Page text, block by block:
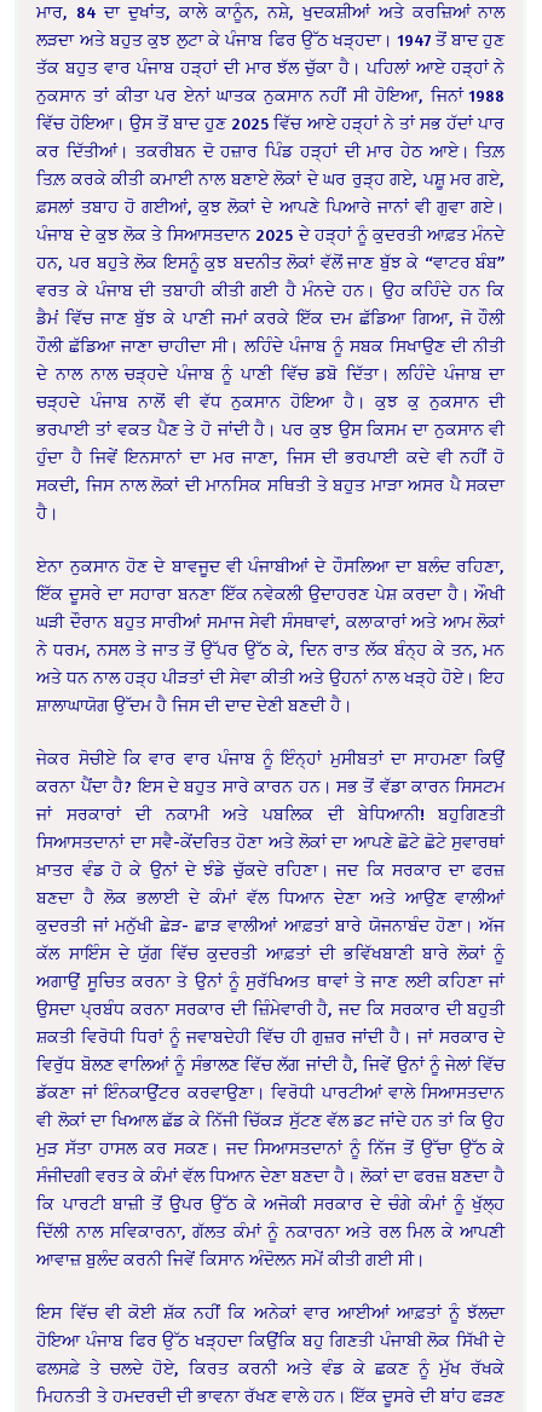
ਮਾਰ, 84 ਦਾ ਦੁਖਾਂਤ, ਕਾਲੇ ਕਾਨੂੰਨ, ਨਸ਼ੇ, ਖੁਦਕਸ਼ੀਆਂ ਅਤੇ ਕਰਜ਼ਿਆਂ ਨਾਲ
ਲੜਦਾ ਅਤੇ ਬਹੁਤ ਕੁਝ ਲੁਟਾ ਕੇ ਪੰਜਾਬ ਫਿਰ ਉੱਠ ਖੜ੍ਹਦਾ। 1947 ਤੋਂ ਬਾਦ ਹੁਣ
ਤੱਕ ਬਹੁਤ ਵਾਰ ਪੰਜਾਬ ਹੜ੍ਹਾਂ ਦੀ ਮਾਰ ਝੱਲ ਚੁੱਕਾ ਹੈ। ਪਹਿਲਾਂ ਆਏ ਹੜ੍ਹਾਂ ਨੇ
ਨੁਕਸਾਨ ਤਾਂ ਕੀਤਾ ਪਰ ਏਨਾਂ ਘਾਤਕ ਨੁਕਸਾਨ ਨਹੀਂ ਸੀ ਹੋਇਆ, ਜਿਨਾਂ 1988
ਵਿੱਚ ਹੋਇਆ। ਉਸ ਤੋਂ ਬਾਦ ਹੁਣ 2025 ਵਿੱਚ ਆਏ ਹੜ੍ਹਾਂ ਨੇ ਤਾਂ ਸਭ ਹੱਦਾਂ ਪਾਰ
ਕਰ ਦਿੱਤੀਆਂ। ਤਕਰੀਬਨ ਦੋ ਹਜ਼ਾਰ ਪਿੰਡ ਹੜ੍ਹਾਂ ਦੀ ਮਾਰ ਹੇਠ ਆਏ। ਤਿਲ਼
ਤਿਲ਼ ਕਰਕੇ ਕੀਤੀ ਕਮਾਈ ਨਾਲ ਬਣਾਏ ਲੋਕਾਂ ਦੇ ਘਰ ਰੁੜ੍ਹ ਗਏ, ਪਸ਼ੂ ਮਰ ਗਏ,
ਫ਼ਸਲਾਂ ਤਬਾਹ ਹੋ ਗਈਆਂ, ਕੁਝ ਲੋਕਾਂ ਦੇ ਆਪਣੇ ਪਿਆਰੇ ਜਾਨਾਂ ਵੀ ਗੁਵਾ ਗਏ।
ਪੰਜਾਬ ਦੇ ਕੁਝ ਲੋਕ ਤੇ ਸਿਆਸਤਦਾਨ 2025 ਦੇ ਹੜ੍ਹਾਂ ਨੂੰ ਕੁਦਰਤੀ ਆਫ਼ਤ ਮੰਨਦੇ
ਹਨ, ਪਰ ਬਹੁਤੇ ਲੋਕ ਇਸਨੂੰ ਕੁਝ ਬਦਨੀਤ ਲੋਕਾਂ ਵੱਲੋਂ ਜਾਣ ਬੁੱਝ ਕੇ “ਵਾਟਰ ਬੰਬ”
ਵਰਤ ਕੇ ਪੰਜਾਬ ਦੀ ਤਬਾਹੀ ਕੀਤੀ ਗਈ ਹੈ ਮੰਨਦੇ ਹਨ। ਉਹ ਕਹਿੰਦੇ ਹਨ ਕਿ
ਡੈਮਂ ਵਿੱਚ ਜਾਣ ਬੁੱਝ ਕੇ ਪਾਣੀ ਜਮਾਂ ਕਰਕੇ ਇੱਕ ਦਮ ਛੱਡਿਆ ਗਿਆ, ਜੋ ਹੌਲੀ
ਹੌਲੀ ਛੱਡਿਆ ਜਾਣਾ ਚਾਹੀਦਾ ਸੀ। ਲਹਿੰਦੇ ਪੰਜਾਬ ਨੂੰ ਸਬਕ ਸਿਖਾਉਣ ਦੀ ਨੀਤੀ
ਦੇ ਨਾਲ ਨਾਲ ਚੜ੍ਹਦੇ ਪੰਜਾਬ ਨੂੰ ਪਾਣੀ ਵਿੱਚ ਡਬੋ ਦਿੱਤਾ। ਲਹਿੰਦੇ ਪੰਜਾਬ ਦਾ
ਚੜ੍ਹਦੇ ਪੰਜਾਬ ਨਾਲੋਂ ਵੀ ਵੱਧ ਨੁਕਸਾਨ ਹੋਇਆ ਹੈ। ਕੁਝ ਕੁ ਨੁਕਸਾਨ ਦੀ
ਭਰਪਾਈ ਤਾਂ ਵਕਤ ਪੈਣ ਤੇ ਹੋ ਜਾਂਦੀ ਹੈ। ਪਰ ਕੁਝ ਉਸ ਕਿਸਮ ਦਾ ਨੁਕਸਾਨ ਵੀ
ਹੁੰਦਾ ਹੈ ਜਿਵੇਂ ਇਨਸਾਨਾਂ ਦਾ ਮਰ ਜਾਣਾ, ਜਿਸ ਦੀ ਭਰਪਾਈ ਕਦੇ ਵੀ ਨਹੀਂ ਹੋ
ਸਕਦੀ, ਜਿਸ ਨਾਲ ਲੋਕਾਂ ਦੀ ਮਾਨਸਿਕ ਸਥਿਤੀ ਤੇ ਬਹੁਤ ਮਾੜਾ ਅਸਰ ਪੈ ਸਕਦਾ
ਹੈ।
ਏਨਾ ਨੁਕਸਾਨ ਹੋਣ ਦੇ ਬਾਵਜੂਦ ਵੀ ਪੰਜਾਬੀਆਂ ਦੇ ਹੌਸਲਿਆ ਦਾ ਬਲੰਦ ਰਹਿਣਾ,
ਇੱਕ ਦੂਸਰੇ ਦਾ ਸਹਾਰਾ ਬਨਣਾ ਇੱਕ ਨਵੇਕਲੀ ਉਦਾਹਰਣ ਪੇਸ਼ ਕਰਦਾ ਹੈ। ਔਖੀ
ਘੜੀ ਦੌਰਾਨ ਬਹੁਤ ਸਾਰੀਆਂ ਸਮਾਜ ਸੇਵੀ ਸੰਸਥਾਵਾਂ, ਕਲਾਕਾਰਾਂ ਅਤੇ ਆਮ ਲੋਕਾਂ
ਨੇ ਧਰਮ, ਨਸਲ ਤੇ ਜਾਤ ਤੋਂ ਉੱਪਰ ਉੱਠ ਕੇ, ਦਿਨ ਰਾਤ ਲੱਕ ਬੰਨ੍ਹ ਕੇ ਤਨ, ਮਨ
ਅਤੇ ਧਨ ਨਾਲ ਹੜ੍ਹ ਪੀੜਤਾਂ ਦੀ ਸੇਵਾ ਕੀਤੀ ਅਤੇ ਉਹਨਾਂ ਨਾਲ ਖੜ੍ਹੇ ਹੋਏ। ਇਹ
ਸ਼ਾਲਾਘਾਯੋਗ ਉੱਦਮ ਹੈ ਜਿਸ ਦੀ ਦਾਦ ਦੇਣੀ ਬਣਦੀ ਹੈ।
ਜੇਕਰ ਸੋਚੀਏ ਕਿ ਵਾਰ ਵਾਰ ਪੰਜਾਬ ਨੂੰ ਇੰਨ੍ਹਾਂ ਮੁਸੀਬਤਾਂ ਦਾ ਸਾਹਮਣਾ ਕਿਉਂ
ਕਰਨਾ ਪੈਂਦਾ ਹੈ? ਇਸ ਦੇ ਬਹੁਤ ਸਾਰੇ ਕਾਰਨ ਹਨ। ਸਭ ਤੋਂ ਵੱਡਾ ਕਾਰਨ ਸਿਸਟਮ
ਜਾਂ ਸਰਕਾਰਾਂ ਦੀ ਨਕਾਮੀ ਅਤੇ ਪਬਲਿਕ ਦੀ ਬੇਧਿਆਨੀ! ਬਹੁਗਿਣਤੀ
ਸਿਆਸਤਦਾਨਾਂ ਦਾ ਸਵੈ-ਕੇਂਦਰਿਤ ਹੋਣਾ ਅਤੇ ਲੋਕਾਂ ਦਾ ਆਪਣੇ ਛੋਟੇ ਛੋਟੇ ਸੁਵਾਰਥਾਂ
ਖ਼ਾਤਰ ਵੰਡ ਹੋ ਕੇ ਉਨਾਂ ਦੇ ਝੰਡੇ ਚੁੱਕਦੇ ਰਹਿਣਾ। ਜਦ ਕਿ ਸਰਕਾਰ ਦਾ ਫਰਜ਼
ਬਣਦਾ ਹੈ ਲੋਕ ਭਲਾਈ ਦੇ ਕੰਮਾਂ ਵੱਲ ਧਿਆਨ ਦੇਣਾ ਅਤੇ ਆਉਣ ਵਾਲੀਆਂ
ਕੁਦਰਤੀ ਜਾਂ ਮਨੁੱਖੀ ਛੇੜ- ਛਾੜ ਵਾਲੀਆਂ ਆਫ਼ਤਾਂ ਬਾਰੇ ਯੋਜਨਾਬੰਦ ਹੋਣਾ। ਅੱਜ
ਕੱਲ ਸਾਇੰਸ ਦੇ ਯੁੱਗ ਵਿੱਚ ਕੁਦਰਤੀ ਆਫ਼ਤਾਂ ਦੀ ਭਵਿੱਖਬਾਣੀ ਬਾਰੇ ਲੋਕਾਂ ਨੂੰ
ਅਗਾਉਂ ਸੂਚਿਤ ਕਰਨਾ ਤੇ ਉਨਾਂ ਨੂੰ ਸੁਰੱਖਿਅਤ ਥਾਵਾਂ ਤੇ ਜਾਣ ਲਈ ਕਹਿਣਾ ਜਾਂ
ਉਸਦਾ ਪ੍ਰਬੰਧ ਕਰਨਾ ਸਰਕਾਰ ਦੀ ਜ਼ਿੰਮੇਵਾਰੀ ਹੈ, ਜਦ ਕਿ ਸਰਕਾਰ ਦੀ ਬਹੁਤੀ
ਸ਼ਕਤੀ ਵਿਰੋਧੀ ਧਿਰਾਂ ਨੂੰ ਜਵਾਬਦੇਹੀ ਵਿੱਚ ਹੀ ਗੁਜ਼ਰ ਜਾਂਦੀ ਹੈ। ਜਾਂ ਸਰਕਾਰ ਦੇ
ਵਿਰੁੱਧ ਬੋਲਣ ਵਾਲਿਆਂ ਨੂੰ ਸੰਭਾਲਣ ਵਿੱਚ ਲੱਗ ਜਾਂਦੀ ਹੈ, ਜਿਵੇਂ ਉਨਾਂ ਨੂੰ ਜੇਲਾਂ ਵਿੱਚ
ਡੱਕਣਾ ਜਾਂ ਇੰਨਕਾਉਂਟਰ ਕਰਵਾਉਣਾ। ਵਿਰੋਧੀ ਪਾਰਟੀਆਂ ਵਾਲੇ ਸਿਆਸਤਦਾਨ
ਵੀ ਲੋਕਾਂ ਦਾ ਖਿਆਲ ਛੱਡ ਕੇ ਨਿੱਜੀ ਚਿੱਕੜ ਸੁੱਟਣ ਵੱਲ ਡਟ ਜਾਂਦੇ ਹਨ ਤਾਂ ਕਿ ਉਹ
ਮੁੜ ਸੱਤਾ ਹਾਸਲ ਕਰ ਸਕਣ। ਜਦ ਸਿਆਸਤਦਾਨਾਂ ਨੂੰ ਨਿੱਜ ਤੋਂ ਉੱਚਾ ਉੱਠ ਕੇ
ਸੰਜੀਦਗੀ ਵਰਤ ਕੇ ਕੰਮਾਂ ਵੱਲ ਧਿਆਨ ਦੇਣਾ ਬਣਦਾ ਹੈ। ਲੋਕਾਂ ਦਾ ਫਰਜ਼ ਬਣਦਾ ਹੈ
ਕਿ ਪਾਰਟੀ ਬਾਜ਼ੀ ਤੋਂ ਉੁਪਰ ਉੱਠ ਕੇ ਅਜੋਕੀ ਸਰਕਾਰ ਦੇ ਚੰਗੇ ਕੰਮਾਂ ਨੂੰ ਖੁੱਲ੍ਹ
ਦਿੱਲੀ ਨਾਲ ਸਵਿਕਾਰਨਾ, ਗੱਲਤ ਕੰਮਾਂ ਨੂੰ ਨਕਾਰਨਾ ਅਤੇ ਰਲ ਮਿਲ ਕੇ ਆਪਣੀ
ਆਵਾਜ਼ ਬੁਲੰਦ ਕਰਨੀ ਜਿਵੇਂ ਕਿਸਾਨ ਅੰਦੋਲਨ ਸਮੇਂ ਕੀਤੀ ਗਈ ਸੀ।
ਇਸ ਵਿੱਚ ਵੀ ਕੋਈ ਸ਼ੱਕ ਨਹੀਂ ਕਿ ਅਨੇਕਾਂ ਵਾਰ ਆਈਆਂ ਆਫ਼ਤਾਂ ਨੂੰ ਝੱਲਦਾ
ਹੋਇਆ ਪੰਜਾਬ ਫਿਰ ਉੱਠ ਖੜ੍ਹਦਾ ਕਿਉਂਕਿ ਬਹੁ ਗਿਣਤੀ ਪੰਜਾਬੀ ਲੋਕ ਸਿੱਖੀ ਦੇ
ਫਲਸਫ਼ੇ ਤੇ ਚਲਦੇ ਹੋਏ, ਕਿਰਤ ਕਰਨੀ ਅਤੇ ਵੰਡ ਕੇ ਛਕਣ ਨੂੰ ਮੁੱਖ ਰੱਖਕੇ
ਮਿਹਨਤੀ ਤੇ ਹਮਦਰਦੀ ਦੀ ਭਾਵਨਾ ਰੱਖਣ ਵਾਲੇ ਹਨ। ਇੱਕ ਦੂਸਰੇ ਦੀ ਬਾਂਹ ਫੜਣ